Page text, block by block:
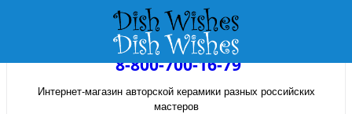
8-800-700-16-79
Интернет-магазин авторской керамики разных российских
мастеров